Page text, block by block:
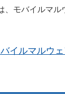
、モバイルマ
イルマルウ